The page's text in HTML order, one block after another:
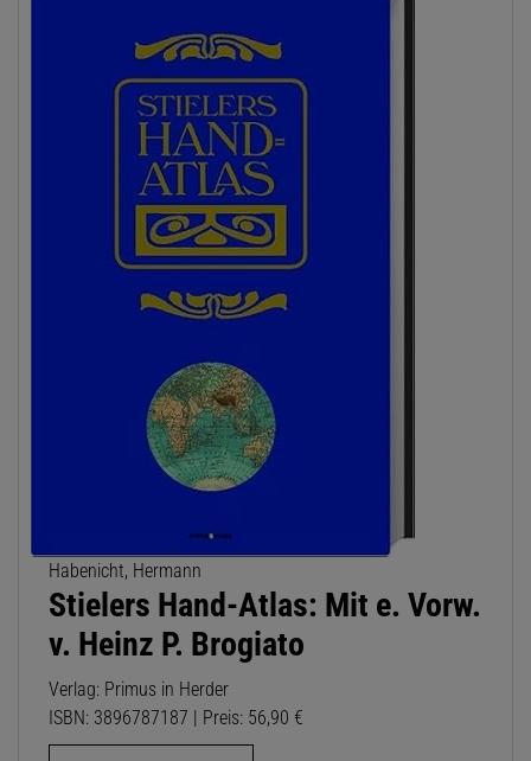
Habenicht, Hermann
Stielers Hand-Atlas: Mit e. Vorw.
v. Heinz P. Brogiato
Verlag: Primus in Herder
ISBN: 3896787187 | Preis: 56,90 €